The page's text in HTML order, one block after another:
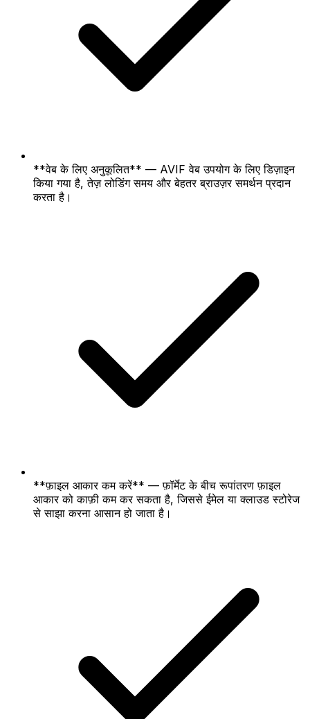
**वेब के लिए अनुकूलित** — AVIF वेब उपयोग के लिए डिज़ाइन
किया गया है, तेज़ लोडिंग समय और बेहतर ब्राउज़र समर्थन प्रदान
करता है।
**फ़ाइल आकार कम करें** — फ़ॉर्मेट के बीच रूपांतरण फ़ाइल
आकार को काफ़ी कम कर सकता है, जिससे ईमेल या क्लाउड स्टोरेज
से साझा करना आसान हो जाता है।